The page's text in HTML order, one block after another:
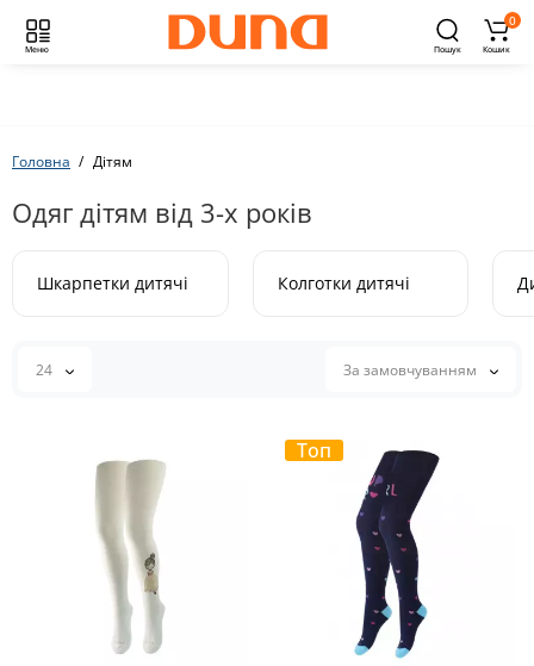
Меню Пошук
0
Кошик
Головна Дітям
Одяг дітям від 3-х років
Шкарпетки дитячі Колготки дитячі
24 За замовчуванням
Топ